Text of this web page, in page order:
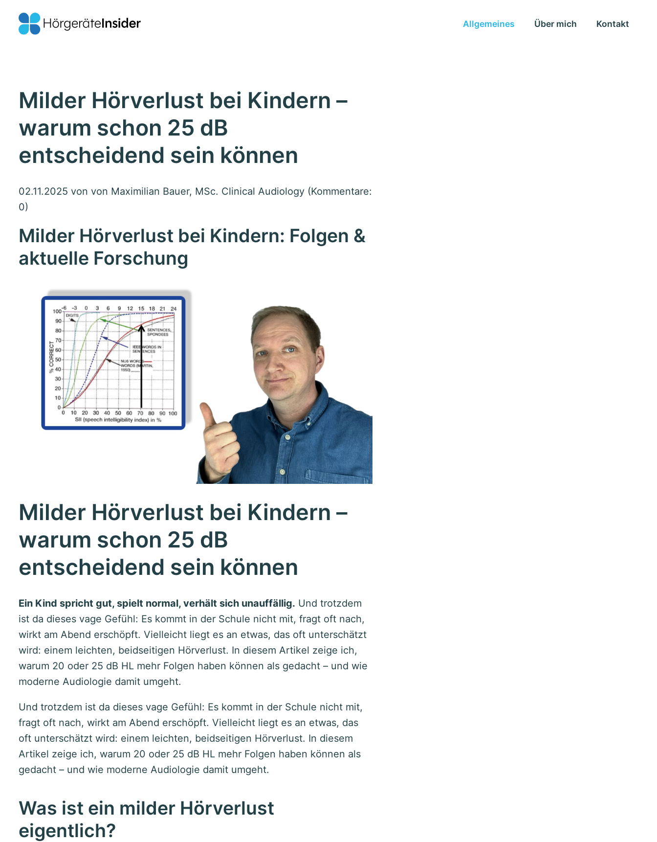
Allgemeines Über mich Kontakt
Milder Hörverlust bei Kindern –
warum schon 25 dB
entscheidend sein können
02.11.2025 von von Maximilian Bauer, MSc. Clinical Audiology (Kommentare:
0)
Milder Hörverlust bei Kindern: Folgen &
aktuelle Forschung
Milder Hörverlust bei Kindern –
warum schon 25 dB
entscheidend sein können
Ein Kind spricht gut, spielt normal, verhält sich unauffällig. Und trotzdem
ist da dieses vage Gefühl: Es kommt in der Schule nicht mit, fragt oft nach,
wirkt am Abend erschöpft. Vielleicht liegt es an etwas, das oft unterschätzt
wird: einem leichten, beidseitigen Hörverlust. In diesem Artikel zeige ich,
warum 20 oder 25 dB HL mehr Folgen haben können als gedacht – und wie
moderne Audiologie damit umgeht.
Und trotzdem ist da dieses vage Gefühl: Es kommt in der Schule nicht mit,
fragt oft nach, wirkt am Abend erschöpft. Vielleicht liegt es an etwas, das
oft unterschätzt wird: einem leichten, beidseitigen Hörverlust. In diesem
Artikel zeige ich, warum 20 oder 25 dB HL mehr Folgen haben können als
gedacht – und wie moderne Audiologie damit umgeht.
Was ist ein milder Hörverlust
eigentlich?